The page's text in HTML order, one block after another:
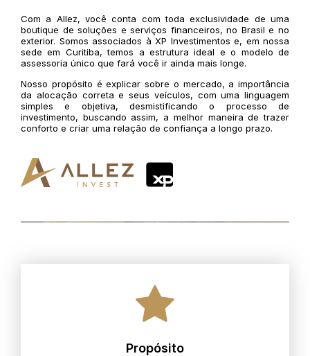
Com a Allez, você conta com toda exclusividade de uma
boutique de soluções e serviços financeiros, no Brasil e no
exterior. Somos associados à XP Investimentos e, em nossa
sede em Curitiba, temos a estrutura ideal e o modelo de
assessoria único que fará você ir ainda mais longe.
Nosso propósito é explicar sobre o mercado, a importância
da alocação correta e seus veículos, com uma linguagem
simples e objetiva, desmistificando o processo de
investimento, buscando assim, a melhor maneira de trazer
conforto e criar uma relação de confiança a longo prazo.
Propósito